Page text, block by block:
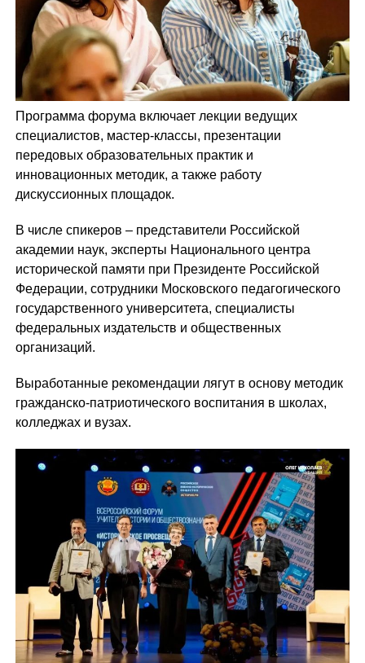
Программа форума включает лекции ведущих
специалистов, мастер-классы, презентации
передовых образовательных практик и
инновационных методик, а также работу
дискуссионных площадок.
В числе спикеров – представители Российской
академии наук, эксперты Национального центра
исторической памяти при Президенте Российской
Федерации, сотрудники Московского педагогического
государственного университета, специалисты
федеральных издательств и общественных
организаций.
Выработанные рекомендации лягут в основу методик
гражданско-патриотического воспитания в школах,
колледжах и вузах.